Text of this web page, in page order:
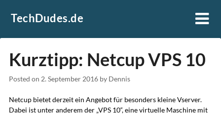
TechDudes.de
Kurztipp: Netcup VPS 10
Posted on 2. September 2016by Dennis
Netcup bietet derzeit ein Angebot für besonders kleine Vserver.
Dabei ist unter anderem der „VPS 10“, eine virtuelle Maschine mit